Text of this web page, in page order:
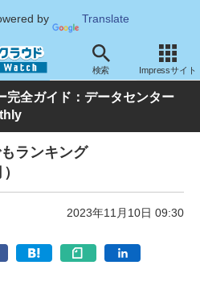
by Translate
検索 Impressサイト
フラ データセンター
完全ガイド：データセンター
ランキング
2023年11月10日 09:30